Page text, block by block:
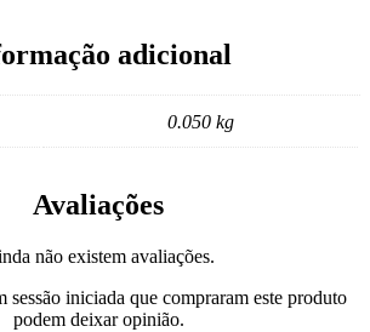
adicional
0.050 kg
Avaliações
não existem avaliações.
sessão iniciada que compraram este produto
podem deixar opinião.